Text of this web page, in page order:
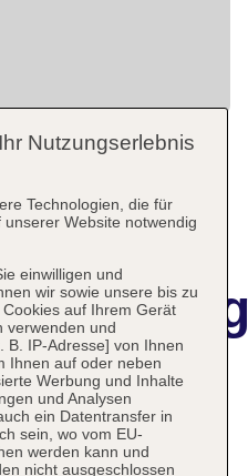
Nutzungserlebnis
Technologien, die für
Website notwendig
einwilligen und
wir sowie unsere bis zu
auf Ihrem Gerät
verwenden und
B. IP-Adresse] von Ihnen
Ihnen auf oder neben
Werbung und Inhalte
und Analysen
ein Datentransfer in
sein, wo vom EU-
werden kann und
nicht ausgeschlossen